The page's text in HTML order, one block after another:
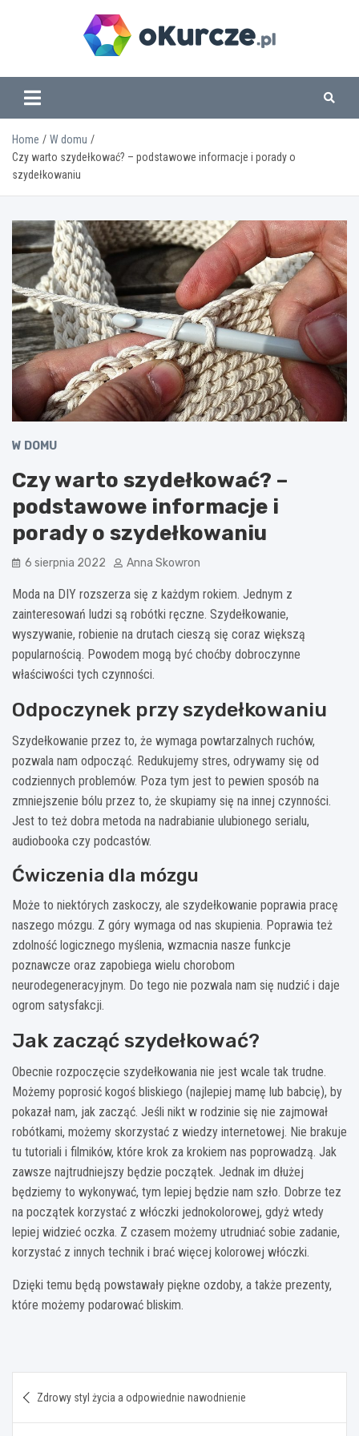
www.okurcze.pl
Home
W domu
Czy warto szydełkować? – podstawowe informacje i porady o
szydełkowaniu
W DOMU
Czy warto szydełkować? –
podstawowe informacje i
porady o szydełkowaniu
6 sierpnia 2022 Anna Skowron
Moda na DIY rozszerza się z każdym rokiem. Jednym z
zainteresowań ludzi są robótki ręczne. Szydełkowanie,
wyszywanie, robienie na drutach cieszą się coraz większą
popularnością. Powodem mogą być choćby dobroczynne
właściwości tych czynności.
Odpoczynek przy szydełkowaniu
Szydełkowanie przez to, że wymaga powtarzalnych ruchów,
pozwala nam odpocząć. Redukujemy stres, odrywamy się od
codziennych problemów. Poza tym jest to pewien sposób na
zmniejszenie bólu przez to, że skupiamy się na innej czynności.
Jest to też dobra metoda na nadrabianie ulubionego serialu,
audiobooka czy podcastów.
Ćwiczenia dla mózgu
Może to niektórych zaskoczy, ale szydełkowanie poprawia pracę
naszego mózgu. Z góry wymaga od nas skupienia. Poprawia też
zdolność logicznego myślenia, wzmacnia nasze funkcje
poznawcze oraz zapobiega wielu chorobom
neurodegeneracyjnym. Do tego nie pozwala nam się nudzić i daje
ogrom satysfakcji.
Jak zacząć szydełkować?
Obecnie rozpoczęcie szydełkowania nie jest wcale tak trudne.
Możemy poprosić kogoś bliskiego (najlepiej mamę lub babcię), by
pokazał nam, jak zacząć. Jeśli nikt w rodzinie się nie zajmował
robótkami, możemy skorzystać z wiedzy internetowej. Nie brakuje
tu tutoriali i filmików, które krok za krokiem nas poprowadzą. Jak
zawsze najtrudniejszy będzie początek. Jednak im dłużej
będziemy to wykonywać, tym lepiej będzie nam szło. Dobrze tez
na początek korzystać z włóczki jednokolorowej, gdyż wtedy
lepiej widzieć oczka. Z czasem możemy utrudniać sobie zadanie,
korzystać z innych technik i brać więcej kolorowej włóczki.
Dzięki temu będą powstawały piękne ozdoby, a także prezenty,
które możemy podarować bliskim.
wpisu
Zdrowy styl życia a odpowiednie nawodnienie